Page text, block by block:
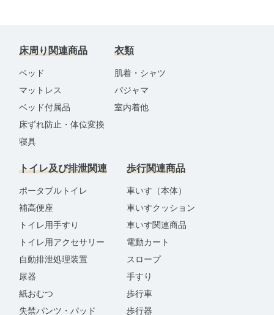
床周り関連商品
ベッド
マットレス
ベッド付属品
床ずれ防止・体位変換
寝具
衣類
肌着・シャツ
パジャマ
室内着他
トイレ及び排泄関連
ポータブルトイレ
補高便座
トイレ用手すり
トイレ用アクセサリー
自動排泄処理装置
尿器
紙おむつ
失禁パンツ・パッド
歩行関連商品
車いす（本体）
車いすクッション
車いす関連商品
電動カート
スロープ
手すり
歩行車
歩行器